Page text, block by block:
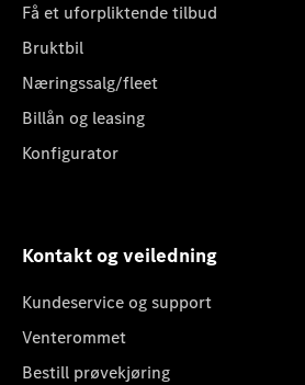
Få et uforpliktende tilbud
Bruktbil
Næringssalg/fleet
Billån og leasing
Konfigurator
Kontakt og veiledning
Kundeservice og support
Venterommet
Bestill prøvekjøring